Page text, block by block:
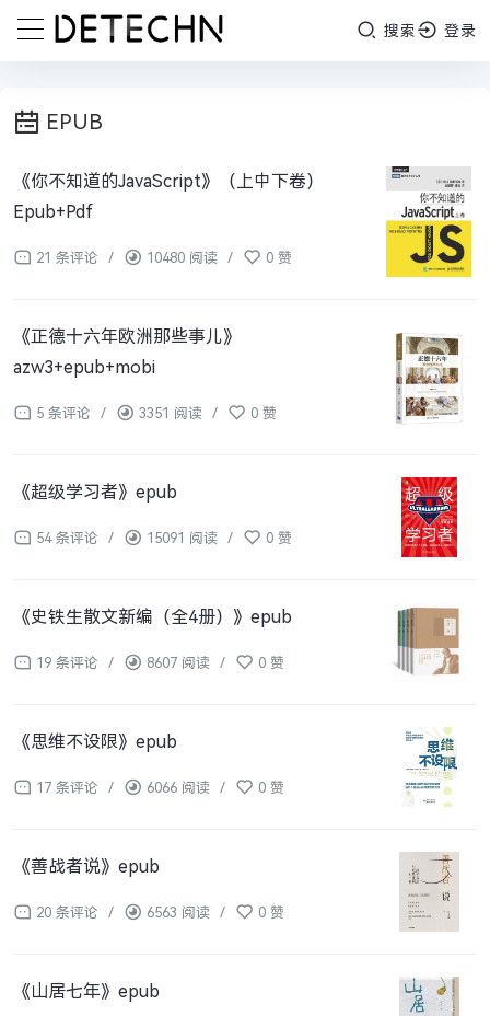
搜索 登录
EPUB
《你不知道的JavaScript》（上中下卷）
Epub+Pdf
21 条评论 / 10480 阅读 / 0 赞
《正德十六年欧洲那些事儿》
azw3+epub+mobi
5 条评论 / 3351 阅读 / 0 赞
《超级学习者》epub
54 条评论 / 15091 阅读 / 0 赞
《史铁生散文新编（全4册）》epub
19 条评论 / 8607 阅读 / 0 赞
《思维不设限》epub
17 条评论 / 6066 阅读 / 0 赞
《善战者说》epub
20 条评论 / 6563 阅读 / 0 赞
《山居七年》epub